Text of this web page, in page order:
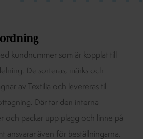
kundnummer som är kopplat till
De sorteras, märks och
av Textilia och levereras till
Där tar den interna
och packar upp plagg och linne på
ansvarar även för beställningarna.